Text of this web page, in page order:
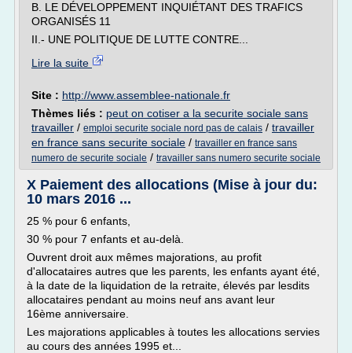
B. LE DÉVELOPPEMENT INQUIÉTANT DES TRAFICS
ORGANISÉS 11
II.- UNE POLITIQUE DE LUTTE CONTRE...
Lire la suite
Site : http://www.assemblee-nationale.fr
Thèmes liés : peut on cotiser a la securite sociale sans
travailler / emploi securite sociale nord pas de calais / travailler
en france sans securite sociale / travailler en france sans
numero de securite sociale / travailler sans numero securite sociale
X Paiement des allocations (Mise à jour du:
10 mars 2016 ...
25 % pour 6 enfants,
30 % pour 7 enfants et au-delà.
Ouvrent droit aux mêmes majorations, au profit
d'allocataires autres que les parents, les enfants ayant été,
à la date de la liquidation de la retraite, élevés par lesdits
allocataires pendant au moins neuf ans avant leur
16ème anniversaire.
Les majorations applicables à toutes les allocations servies
au cours des années 1995 et...